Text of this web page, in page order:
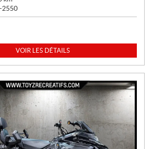
2550
VOIR LES DÉTAILS